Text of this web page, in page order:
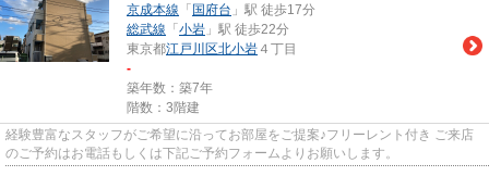
京成本線 「 国府台 」駅 徒歩17分
総武線 「 小岩 」駅 徒歩22分
東京都江戸川区北小岩 ４丁目
-
築年数：築7年
階数：3階建
経験豊富なスタッフがご希望に沿ってお部屋をご提案♪フリーレント付き ご来店
のご予約はお電話もしくは下記ご予約フォームよりお願いします。